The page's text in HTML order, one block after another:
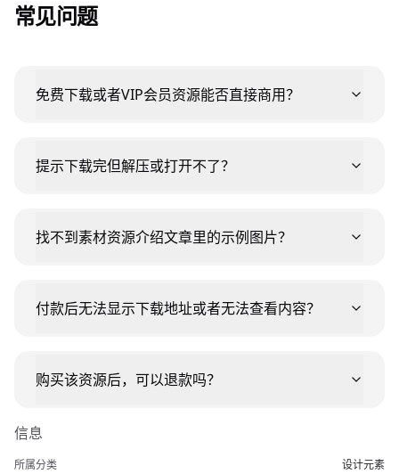
常见问题
免费下载或者VIP会员资源能否直接商用？
提示下载完但解压或打开不了？
找不到素材资源介绍文章里的示例图片？
付款后无法显示下载地址或者无法查看内容？
购买该资源后，可以退款吗？
信息
所属分类
设计元素